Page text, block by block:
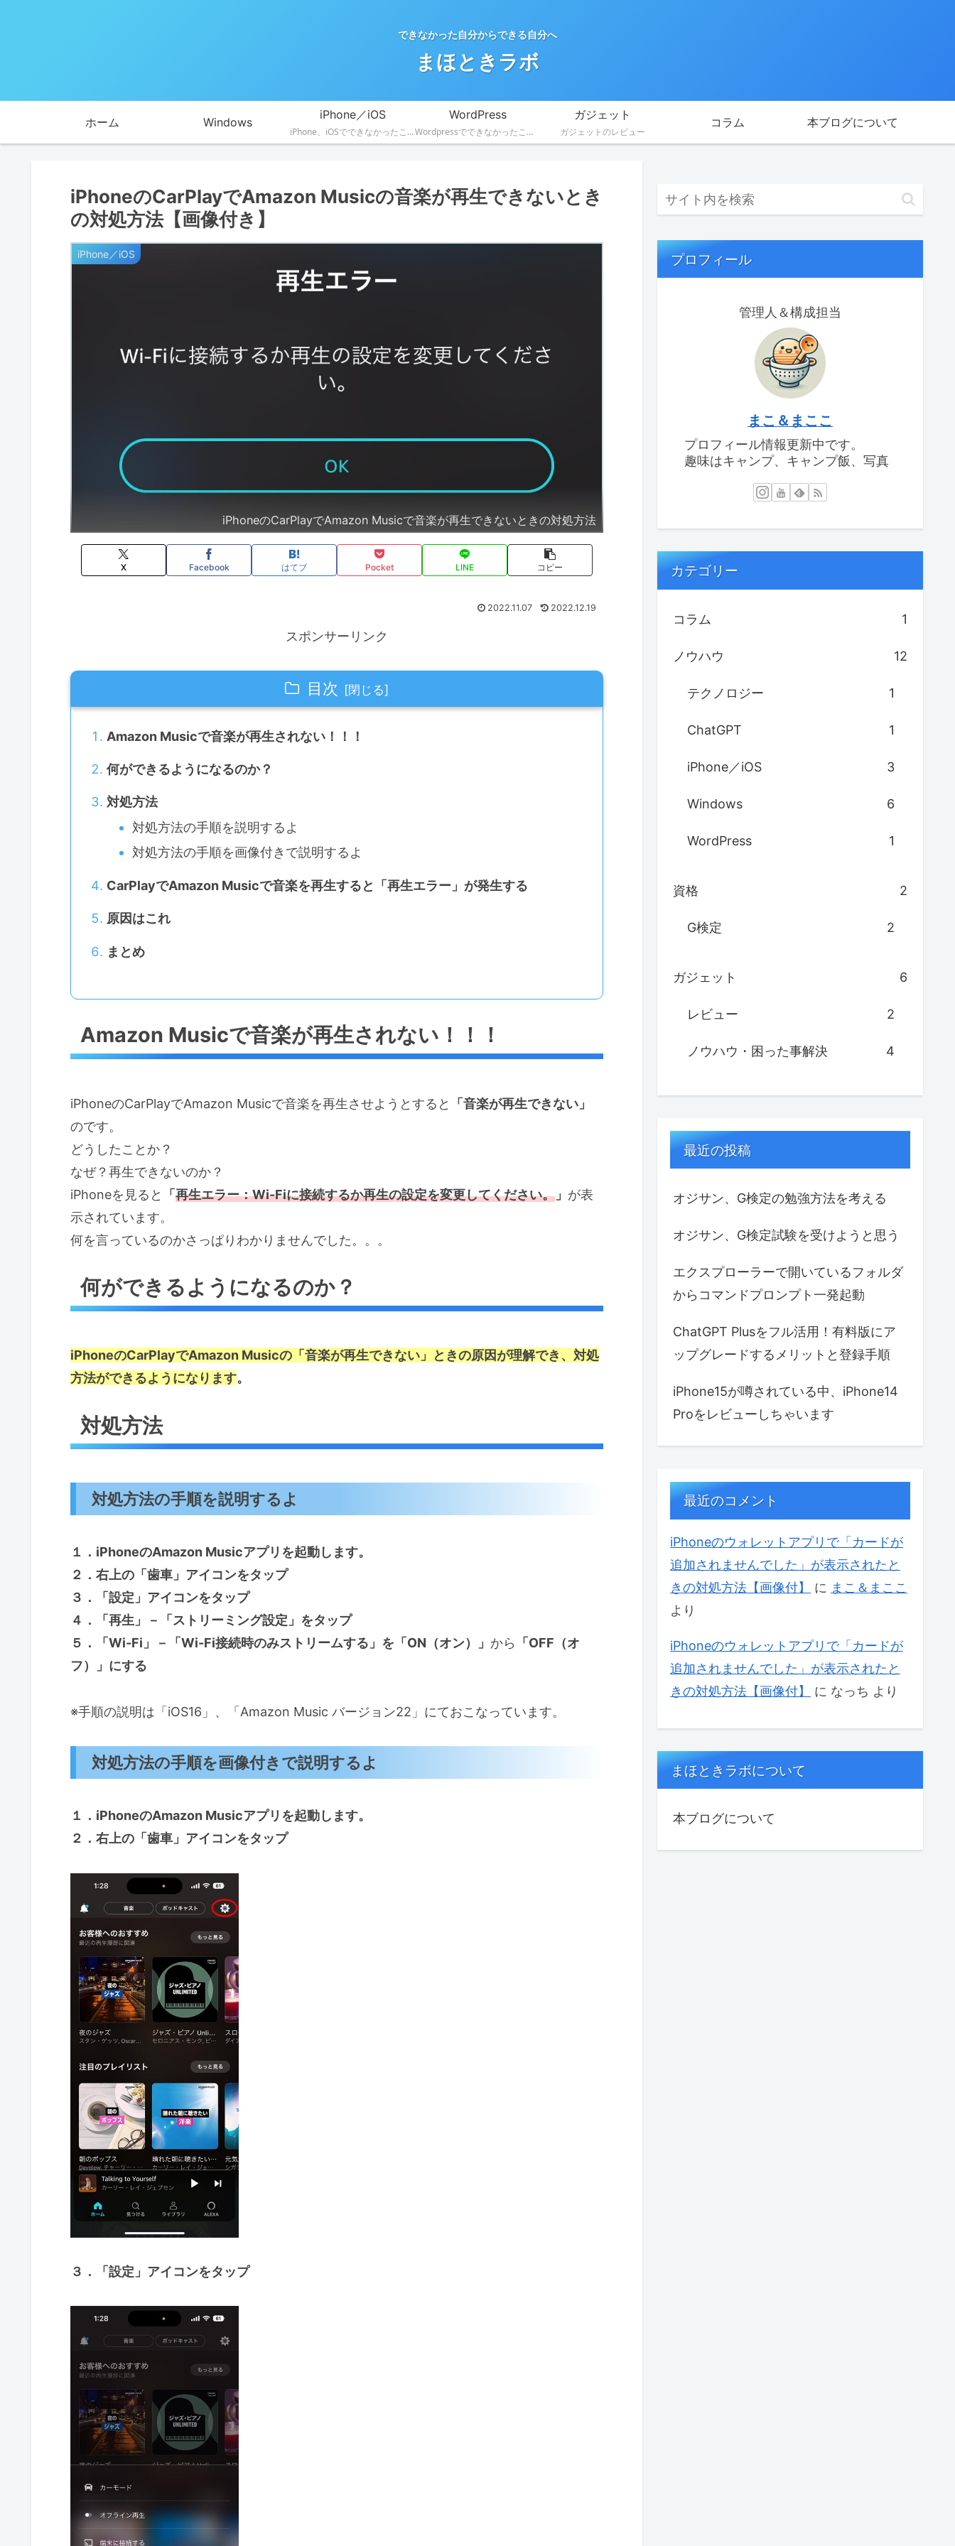
できなかった自分からできる自分へ
まほときラボ
ホーム Windows
iPhone／iOS
iPhone、iOSでできなかったことができるようになる！
WordPress
Wordpressでできなかったことができるようになる！
ガジェット
ガジェットのレビュー
コラム 本ブログについて
iPhoneのCarPlayでAmazon Musicの音楽が再生できないとき
の対処方法【画像付き】
iPhone／iOS
iPhoneのCarPlayでAmazon Musicで音楽が再生できないときの対処方法
X Facebook はてブ Pocket LINE コピー
2022.11.07 2022.12.19
スポンサーリンク
目次
Amazon Musicで音楽が再生されない！！！
何ができるようになるのか？
対処方法
対処方法の手順を説明するよ
対処方法の手順を画像付きで説明するよ
CarPlayでAmazon Musicで音楽を再生すると「再生エラー」が発生する
原因はこれ
まとめ
Amazon Musicで音楽が再生されない！！！
iPhoneのCarPlayでAmazon Musicで音楽を再生させようとすると
「音楽が再生できない」
のです。
どうしたことか？
なぜ？再生できないのか？
iPhoneを見ると
「再生エラー：Wi-Fiに接続するか再生の設定を変更してください。 」 が表
示されています。
何を言っているのかさっぱりわかりませんでした。。。
何ができるようになるのか？
iPhoneのCarPlayでAmazon Musicの「音楽が再生できない」ときの原因が理解でき、対処
方法ができるようになります。
対処方法
対処方法の手順を説明するよ
１．iPhoneのAmazon Musicアプリを起動します。
２．右上の「歯車」アイコンをタップ
３．「設定」アイコンをタップ
４．「再生」－「ストリーミング設定」をタップ
５．「Wi-Fi」－「Wi-Fi接続時のみストリームする」を 「ON（オン）」 から
「OFF（オ
フ）」にする
※手順の説明は「iOS16」、「Amazon Music バージョン22」にておこなっています。
対処方法の手順を画像付きで説明するよ
１．iPhoneのAmazon Musicアプリを起動します。
２．右上の「歯車」アイコンをタップ
３．「設定」アイコンをタップ
プロフィール
管理人＆構成担当
まこ＆まここ
プロフィール情報更新中です。
趣味はキャンプ、キャンプ飯、写真
カテゴリー
コラム 1
ノウハウ 12
テクノロジー 1
ChatGPT 1
iPhone／iOS 3
Windows 6
WordPress 1
資格 2
G検定 2
ガジェット 6
レビュー 2
ノウハウ・困った事解決 4
最近の投稿
オジサン、G検定の勉強方法を考える
オジサン、G検定試験を受けようと思う
エクスプローラーで開いているフォルダ
からコマンドプロンプト一発起動
ChatGPT Plusをフル活用！有料版にア
ップグレードするメリットと登録手順
iPhone15が噂されている中、iPhone14
Proをレビューしちゃいます
最近のコメント
iPhoneのウォレットアプリで「カードが
追加されませんでした」が表示されたと
きの対処方法【画像付】
に まこ＆まここ
より
iPhoneのウォレットアプリで「カードが
追加されませんでした」が表示されたと
きの対処方法【画像付】
に なっち より
まほときラボについて
本ブログについて